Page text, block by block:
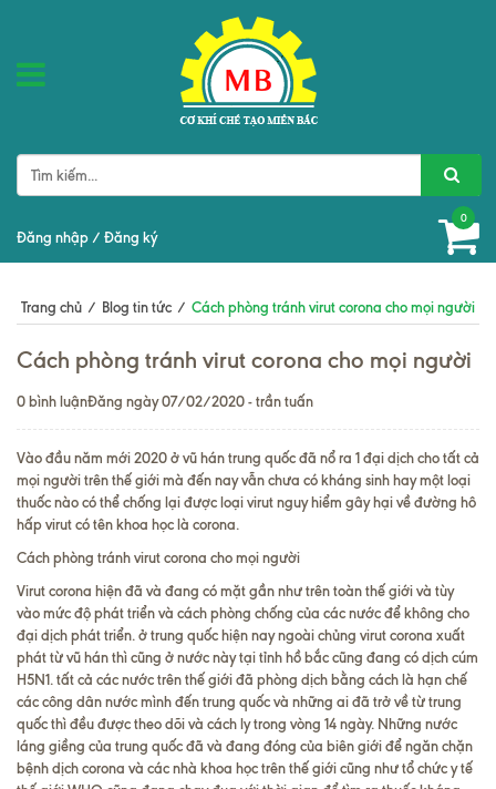
0
Đăng nhập / Đăng ký
Trang chủ / Blog tin tức / Cách phòng tránh virut corona cho mọi người
Cách phòng tránh virut corona cho mọi người
Đăng ngày 07/02/2020 - trần tuấn
0 bình luận
Vào đầu năm mới 2020 ở vũ hán trung quốc đã nổ ra 1 đại dịch cho tất cả
mọi người trên thế giới mà đến nay vẫn chưa có kháng sinh hay một loại
thuốc nào có thể chống lại được loại virut nguy hiểm gây hại về đường hô
hấp virut có tên khoa học là corona.
Cách phòng tránh virut corona cho mọi người
Virut corona hiện đã và đang có mặt gần như trên toàn thế giới và tùy
vào mức độ phát triển và cách phòng chống của các nước để không cho
đại dịch phát triển. ở trung quốc hiện nay ngoài chủng virut corona xuất
phát từ vũ hán thì cũng ở nước này tại tỉnh hồ bắc cũng đang có dịch cúm
H5N1. tất cả các nước trên thế giới đã phòng dịch bằng cách là hạn chế
các công dân nước mình đến trung quốc và những ai đã trở về từ trung
quốc thì đều được theo dõi và cách ly trong vòng 14 ngày. Những nước
láng giềng của trung quốc đã và đang đóng của biên giới để ngăn chặn
bệnh dịch corona và các nhà khoa học trên thế giới cũng như tổ chức y tế